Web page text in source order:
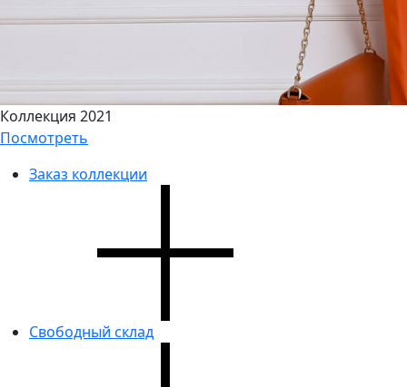
Коллекция 2021
Посмотреть
Заказ коллекции
Свободный склад